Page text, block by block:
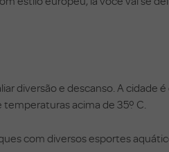
diversão e descanso. A cidade
acima de 35º C.
com diversos esportes